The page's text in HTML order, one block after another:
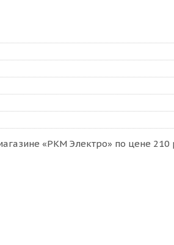
«РКМ Электро» по цене